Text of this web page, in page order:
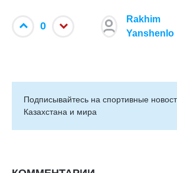
0
Rakhim
Yanshenlo
Подписывайтесь на cпортивные
Казахстана и мира